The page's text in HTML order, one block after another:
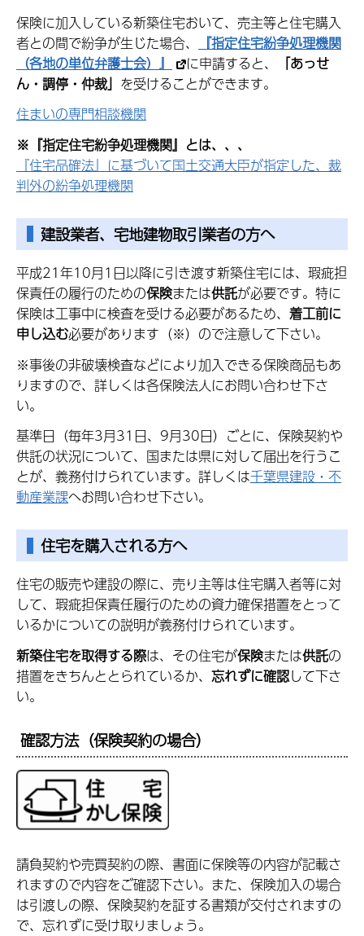
保険に加入している新築住宅おいて、売主等と住宅購入
者との間で紛争が生じた場合、
『指定住宅紛争処理機関
（各地の単位弁護士会）』
に申請すると、
「あっせ
ん・調停・仲裁」 を受けることができます。
住まいの専門相談機関
※『指定住宅紛争処理機関』とは、、、
『住宅品確法』に基づいて国土交通大臣が指定した、裁
判外の紛争処理機関
建設業者、宅地建物取引業者の方へ
平成21年10月1日以降に引き渡す新築住宅には、瑕疵担
保責任の履行のための保険または供託が必要です。特に
保険は工事中に検査を受ける必要があるため、 着工前に
申し込む必要があります（※）ので注意して下さい。
※事後の非破壊検査などにより加入できる保険商品もあ
りますので、詳しくは各保険法人にお問い合わせ下さ
い。
基準日（毎年3月31日、9月30日）ごとに、保険契約や
供託の状況について、国または県に対して届出を行うこ
とが、義務付けられています。詳しくは千葉県建設・不
動産業課へお問い合わせ下さい。
住宅を購入される方へ
住宅の販売や建設の際に、売り主等は住宅購入者等に対
して、瑕疵担保責任履行のための資力確保措置をとって
いるかについての説明が義務付けられています。
新築住宅を取得する際は、その住宅が保険または供託の
措置をきちんととられているか、 忘れずに確認して下さ
い。
確認方法（保険契約の場合）
請負契約や売買契約の際、書面に保険等の内容が記載さ
れますので内容をご確認下さい。また、保険加入の場合
は引渡しの際、保険契約を証する書類が交付されますの
で、忘れずに受け取りましょう。